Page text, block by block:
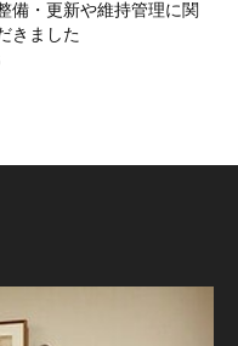
備・更新や維持管理に関
きました